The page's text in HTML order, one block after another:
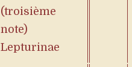
(troisième
note)
Lepturinae